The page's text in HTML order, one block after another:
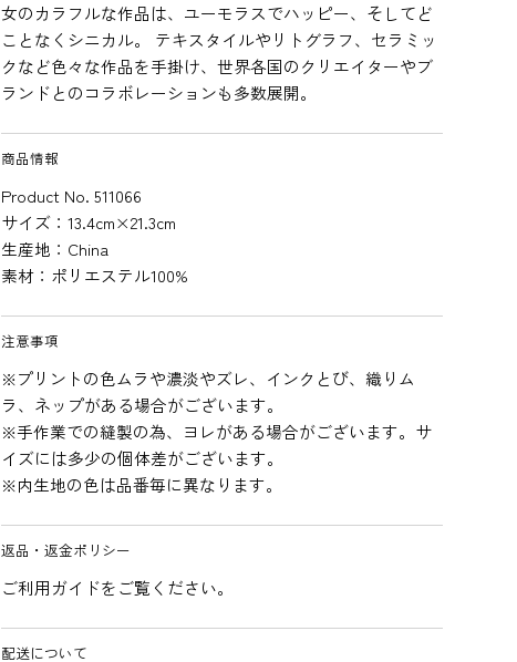
女のカラフルな作品は、ユーモラスでハッピー、そしてど
ことなくシニカル。 テキスタイルやリトグラフ、セラミッ
クなど色々な作品を手掛け、世界各国のクリエイターやブ
ランドとのコラボレーションも多数展開。
商品情報
Product No. 511066
サイズ：13.4cm×21.3cm
生産地：China
素材：ポリエステル100%
注意事項
※プリントの色ムラや濃淡やズレ、インクとび、織りム
ラ、ネップがある場合がございます。
※手作業での縫製の為、ヨレがある場合がございます。サ
イズには多少の個体差がございます。
※内生地の色は品番毎に異なります。
返品・返金ポリシー
ご利用ガイドをご覧ください。
配送について